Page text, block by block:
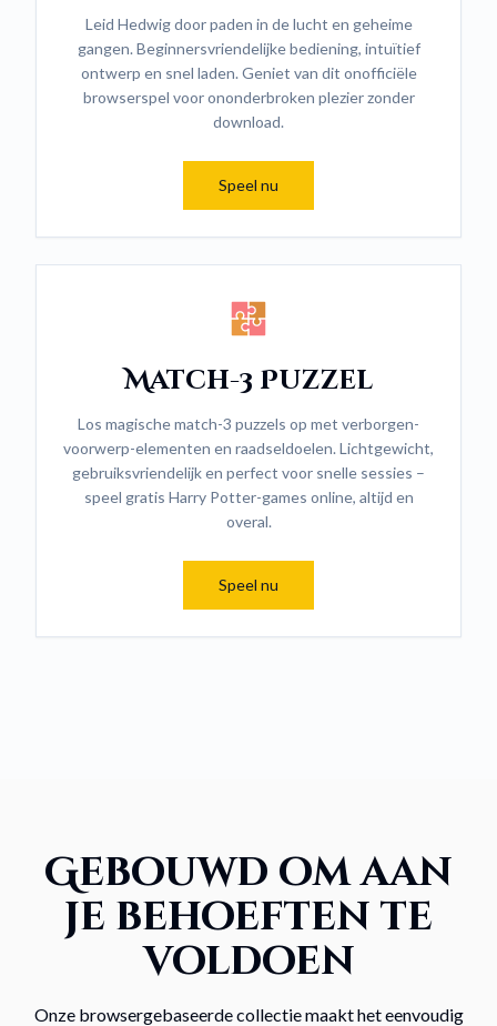
Leid Hedwig door paden in de lucht en geheime
gangen. Beginnersvriendelijke bediening, intuïtief
ontwerp en snel laden. Geniet van dit onofficiële
browserspel voor ononderbroken plezier zonder
download.
Speel nu
Match-3 Puzzel
Los magische match-3 puzzels op met verborgen-
voorwerp-elementen en raadseldoelen. Lichtgewicht,
gebruiksvriendelijk en perfect voor snelle sessies –
speel gratis Harry Potter-games online, altijd en
overal.
Speel nu
Gebouwd om aan
je behoeften te
voldoen
Onze browsergebaseerde collectie maakt het eenvoudig